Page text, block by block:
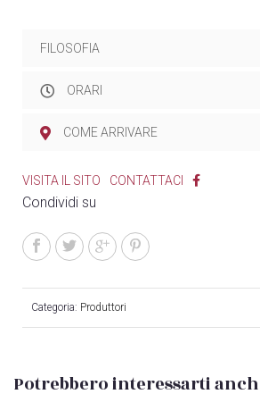
FILOSOFIA
ORARI
COME ARRIVARE
VISITA IL SITO CONTATTACI
Condividi su
Categoria: Produttori
Potrebbero interessarti